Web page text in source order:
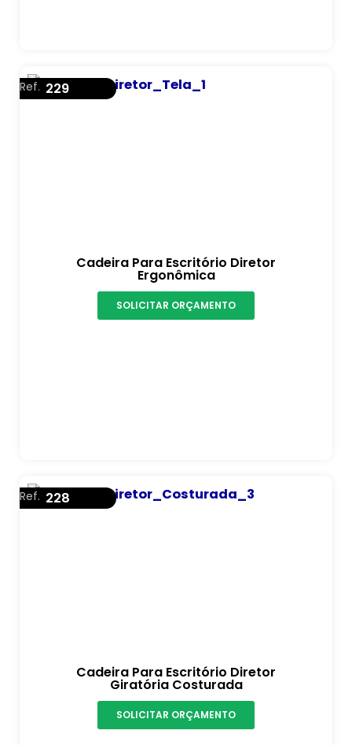
Cadeira Para Escritório Diretor
Ergonômica
Ref. 229
SOLICITAR ORÇAMENTO
Cadeira Para Escritório Diretor
Giratória Costurada
Ref. 228
SOLICITAR ORÇAMENTO